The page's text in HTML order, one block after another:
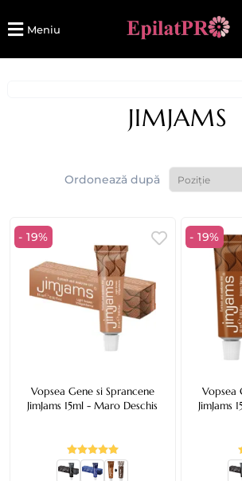
Meniu
JIMJAMS
Ordonează după
- 19%
Vopsea Gene si Sprancene
JimJams 15ml - Maro Deschis
- 19%
Vopsea
JimJams